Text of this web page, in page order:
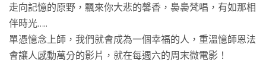
走向記憶的原野，飄來你大悲的馨香，裊裊梵唱，有如那相
伴時光…..
單憑憶念上師，我們就會成為一個幸福的人，重溫憶師恩法
會讓人感動萬分的影片，就在每週六的周末微電影！